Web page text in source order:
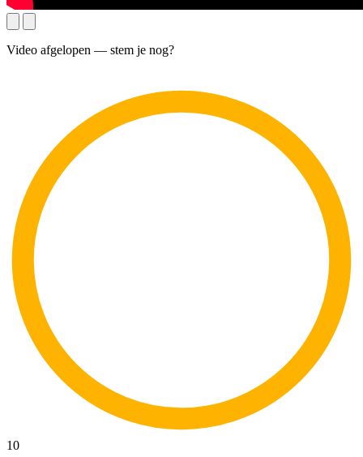
Video afgelopen — stem je nog?
10